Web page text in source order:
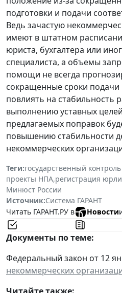
подготовки и подачи
Ведь зачастую
имеют в штатном
юриста, бухгалтера или
специалиста, а объемы
помощи не всегда
сокращенные сроки
повлиять на стабильность
выполнению уставных
предлагаемых поправок
повышению стабильности
некоммерческих
Теги:государственный
проекты НПА,регистрация
Минюст России
Источник:Система ГАРАНТ
Читать ГАРАНТ.РУ в
Новости
Документы по теме:
Федеральный закон от 12
некоммерческих